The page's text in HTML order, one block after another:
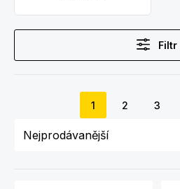
Filtr
Strana
1
Strana
2 3